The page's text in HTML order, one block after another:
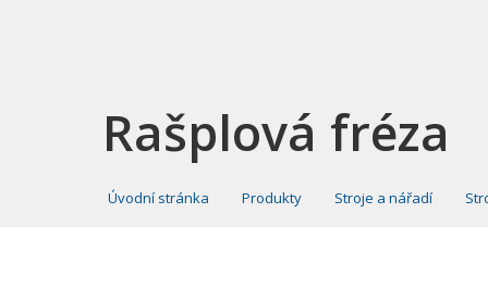
Rašplová fréza
Úvodní stránka Produkty Stroje a nářadí